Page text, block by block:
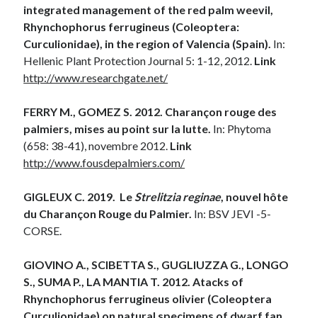
integrated management of the red palm weevil,
Rhynchophorus ferrugineus (Coleoptera:
Curculionidae), in the region of Valencia (Spain). In:
Hellenic Plant Protection Journal 5: 1-12, 2012. Link
http://www.researchgate.net/
FERRY M., GOMEZ S. 2012. Charançon rouge des
palmiers, mises au point sur la lutte. In: Phytoma
(658: 38-41), novembre 2012. Link
http://www.fousdepalmiers.com/
GIGLEUX C. 2019. Le Strelitzia reginae, nouvel hôte
du Charançon Rouge du Palmier. In: BSV JEVI -5-
CORSE.
GIOVINO A., SCIBETTA S., GUGLIUZZA G., LONGO
S., SUMA P., LA MANTIA T. 2012. Atacks of
Rhynchophorus ferrugineus olivier (Coleoptera
Curculionidae) on natural specimens of dwarf fan